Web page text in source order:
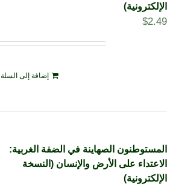
الإلكترونية)
$2.49
إضافة إلى السلة
المستوطنون الصهاينة في الضفة الغربية:
الاعتداء على الأرض والإنسان (النسخة
الإلكترونية)